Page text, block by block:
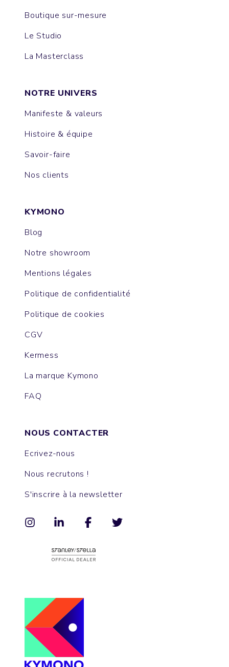
Boutique sur-mesure
Le Studio
La Masterclass
NOTRE UNIVERS
Manifeste & valeurs
Histoire & équipe
Savoir-faire
Nos clients
KYMONO
Blog
Notre showroom
Mentions légales
Politique de confidentialité
Politique de cookies
CGV
Kermess
La marque Kymono
FAQ
NOUS CONTACTER
Ecrivez-nous
Nous recrutons !
S'inscrire à la newsletter